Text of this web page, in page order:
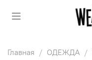
Главная ОДЕЖДА